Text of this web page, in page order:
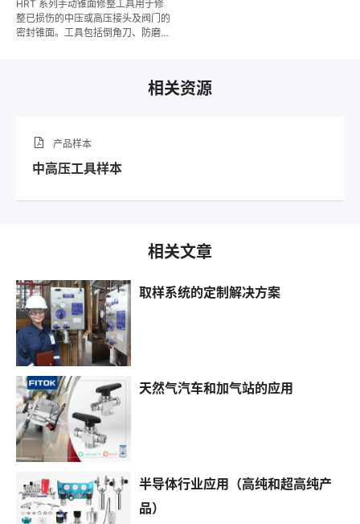
HRT 系列手动锥面修整工具用于修
整已损伤的中压或高压接头及阀门的
密封锥面。工具包括倒角刀、防磨垫
相关资源
产品样本
中高压工具样本
相关文章
取样系统的定制解决方案
天然气汽车和加气站的应用
半导体行业应用（高纯和超高纯产
品）